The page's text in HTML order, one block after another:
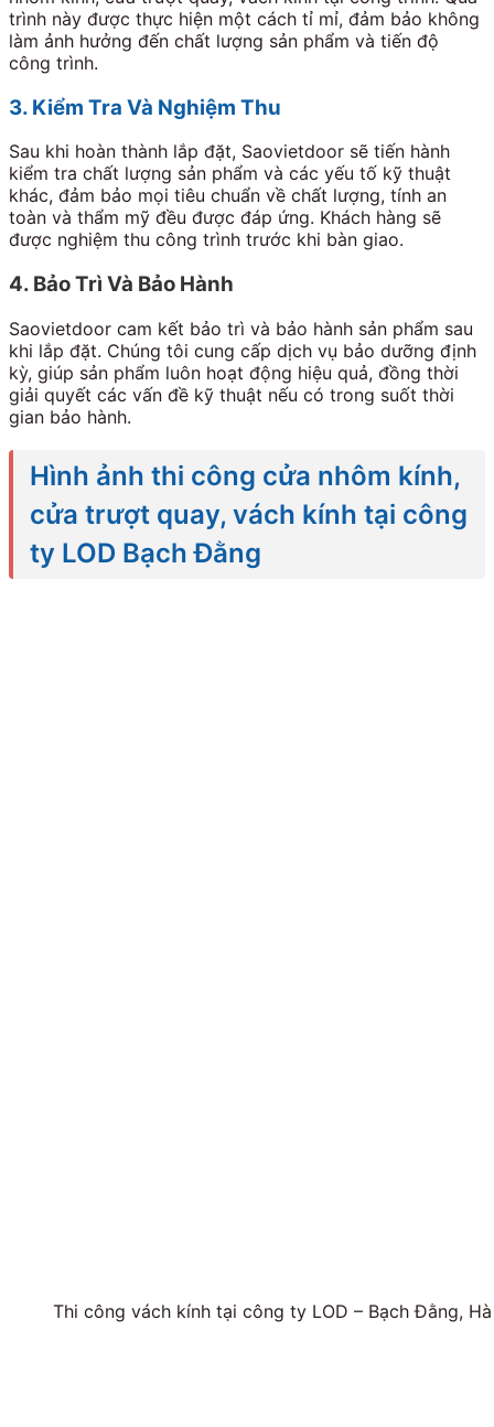
trình này được thực hiện một cách tỉ mỉ, đảm bảo không
làm ảnh hưởng đến chất lượng sản phẩm và tiến độ
công trình.
3. Kiểm Tra Và Nghiệm Thu
Sau khi hoàn thành lắp đặt, Saovietdoor sẽ tiến hành
kiểm tra chất lượng sản phẩm và các yếu tố kỹ thuật
khác, đảm bảo mọi tiêu chuẩn về chất lượng, tính an
toàn và thẩm mỹ đều được đáp ứng. Khách hàng sẽ
được nghiệm thu công trình trước khi bàn giao.
4. Bảo Trì Và Bảo Hành
Saovietdoor cam kết bảo trì và bảo hành sản phẩm sau
khi lắp đặt. Chúng tôi cung cấp dịch vụ bảo dưỡng định
kỳ, giúp sản phẩm luôn hoạt động hiệu quả, đồng thời
giải quyết các vấn đề kỹ thuật nếu có trong suốt thời
gian bảo hành.
Hình ảnh thi công cửa nhôm kính,
cửa trượt quay, vách kính tại công
ty LOD Bạch Đằng
Thi công vách kính tại công ty LOD – Bạch Đằng,